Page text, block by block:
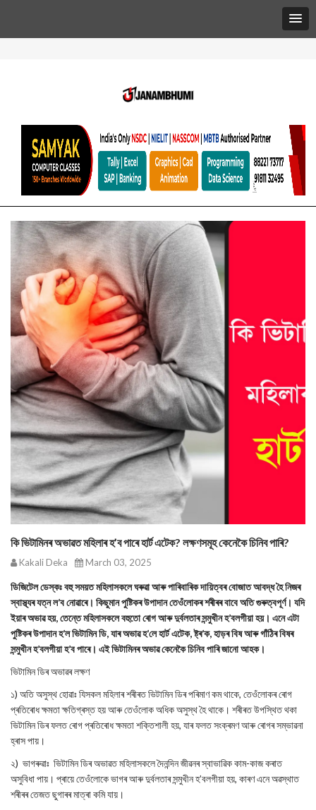
কি ভিটামিনৰ অভাৱত মহিলাৰ হ’ব পাৰে হাৰ্ট এটেক? লক্ষণসমূহ কেনেকৈ চিনিব পাৰি?
Kakali Deka March 03, 2025
ডিজিটেল ডেস্কঃ বহু সময়ত মহিলাসকলে ঘৰুৱা আৰু পাৰিবাৰিক দায়িত্বৰ বোজাত আবদ্ধ হৈ নিজৰ
স্বাস্থ্যৰ যত্ন ল’ব নোৱাৰে। কিছুমান পুষ্টিকৰ উপাদান তেওঁলোকৰ শৰীৰৰ বাবে অতি গুৰুত্বপূৰ্ণ। যদি
ইয়াৰ অভাৱ হয়, তেন্তে মহিলাসকলে বহুতো ৰোগ আৰু দুৰ্বলতাৰ সন্মুখীন হ’বলগীয়া হয়। এনে এটা
পুষ্টিকৰ উপাদান হ’ল ভিটামিন ডি, যাৰ অভাৱ হ’লে হাৰ্ট এটেক, ষ্ট্ৰ’ক, হাড়ৰ বিষ আৰু গাঁঠিৰ বিষৰ
সন্মুখীন হ’বলগীয়া হ’ব পাৰে। এই ভিটামিনৰ অভাৱ কেনেকৈ চিনিব পাৰি জানো আহক।
ভিটামিন ডিৰ অভাৱৰ লক্ষণ
১) অতি অসুস্থ হোৱাঃ যিসকল মহিলাৰ শৰীৰত ভিটামিন ডিৰ পৰিমাণ কম থাকে, তেওঁলোকৰ ৰোগ
প্ৰতিৰোধ ক্ষমতা ক্ষতিগ্ৰস্ত হয় আৰু তেওঁলোক অধিক অসুস্থ হৈ থাকে। শৰীৰত উপস্থিত থকা
ভিটামিন ডিৰ ফলত ৰোগ প্ৰতিৰোধ ক্ষমতা শক্তিশালী হয়, যাৰ ফলত সংক্ৰমণ আৰু ৰোগৰ সম্ভাৱনা
হ্ৰাস পায়।
২) ভাগৰুৱাঃ ভিটামিন ডিৰ অভাৱত মহিলাসকলে দৈনন্দিন জীৱনৰ স্বাভাৱিক কাম-কাজ কৰাত
অসুবিধা পায়। প্ৰায়ে তেওঁলোকে ভাগৰ আৰু দুৰ্বলতাৰ সন্মুখীন হ’বলগীয়া হয়, কাৰণ এনে অৱস্থাত
শৰীৰৰ তেজত ছুগাৰৰ মাত্ৰা কমি যায়।